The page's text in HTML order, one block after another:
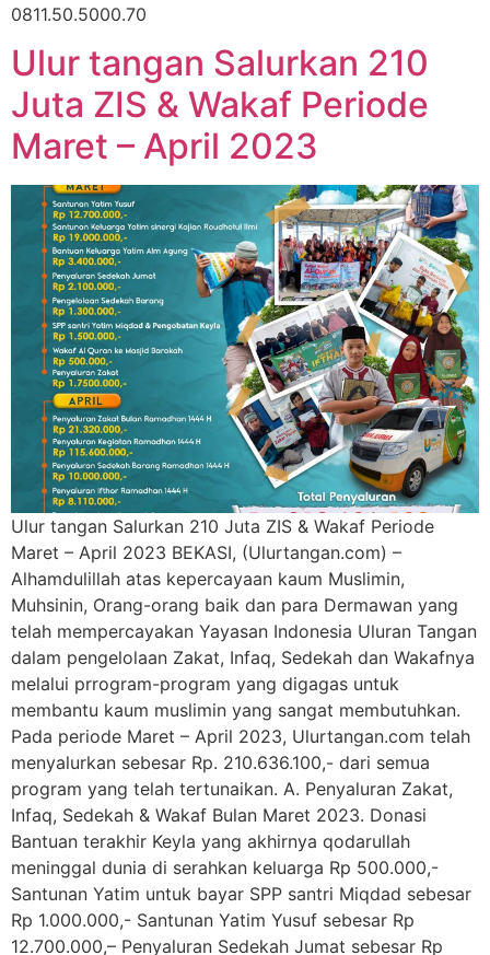
0811.50.5000.70
Ulur tangan Salurkan 210
Juta ZIS & Wakaf Periode
Maret – April 2023
Ulur tangan Salurkan 210 Juta ZIS & Wakaf Periode
Maret – April 2023 BEKASI, (Ulurtangan.com) –
Alhamdulillah atas kepercayaan kaum Muslimin,
Muhsinin, Orang-orang baik dan para Dermawan yang
telah mempercayakan Yayasan Indonesia Uluran Tangan
dalam pengelolaan Zakat, Infaq, Sedekah dan Wakafnya
melalui prrogram-program yang digagas untuk
membantu kaum muslimin yang sangat membutuhkan.
Pada periode Maret – April 2023, Ulurtangan.com telah
menyalurkan sebesar Rp. 210.636.100,- dari semua
program yang telah tertunaikan. A. Penyaluran Zakat,
Infaq, Sedekah & Wakaf Bulan Maret 2023. Donasi
Bantuan terakhir Keyla yang akhirnya qodarullah
meninggal dunia di serahkan keluarga Rp 500.000,-
Santunan Yatim untuk bayar SPP santri Miqdad sebesar
Rp 1.000.000,- Santunan Yatim Yusuf sebesar Rp
12.700.000,– Penyaluran Sedekah Jumat sebesar Rp